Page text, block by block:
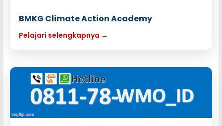
BMKG Climate Action Academy
Pelajari selengkapnya →